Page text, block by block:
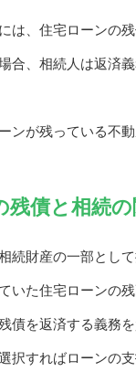
は、住宅ローンの
合、相続人は返済
ンが残っている不
残債と相続
続財産の一部として
いた住宅ローンの
債を返済する義務
択すればローンの